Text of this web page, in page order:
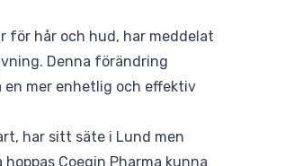
för hår och hud, har meddelat
Denna förändring
mer enhetlig och effektiv
har sitt säte i Lund men
Coegin Pharma kunna